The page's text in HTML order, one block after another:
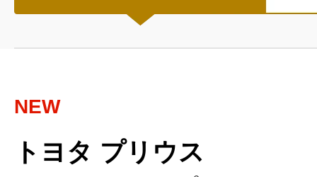
NEW
トヨタ プリウス